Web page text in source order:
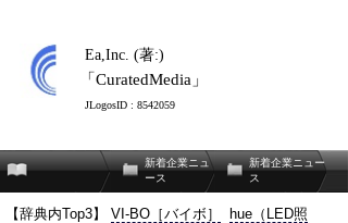
Ea,Inc. (著:)
「CuratedMedia」
JLogosID : 8542059
新着企業ニュ
ース
新着企業ニュー
ス
【辞典内Top3】 VI-BO［バイボ］
hue（LED照